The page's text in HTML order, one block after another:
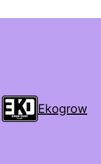
Ekogrow